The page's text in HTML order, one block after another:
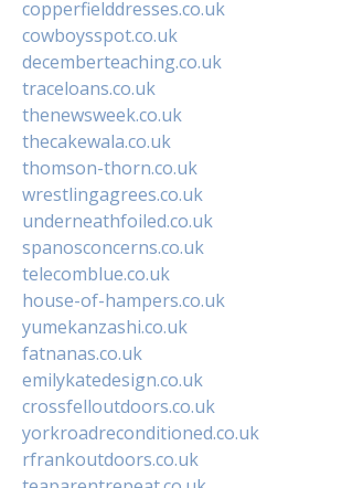
copperfielddresses.co.uk
cowboysspot.co.uk
decemberteaching.co.uk
traceloans.co.uk
thenewsweek.co.uk
thecakewala.co.uk
thomson-thorn.co.uk
wrestlingagrees.co.uk
underneathfoiled.co.uk
spanosconcerns.co.uk
telecomblue.co.uk
house-of-hampers.co.uk
yumekanzashi.co.uk
fatnanas.co.uk
emilykatedesign.co.uk
crossfelloutdoors.co.uk
yorkroadreconditioned.co.uk
rfrankoutdoors.co.uk